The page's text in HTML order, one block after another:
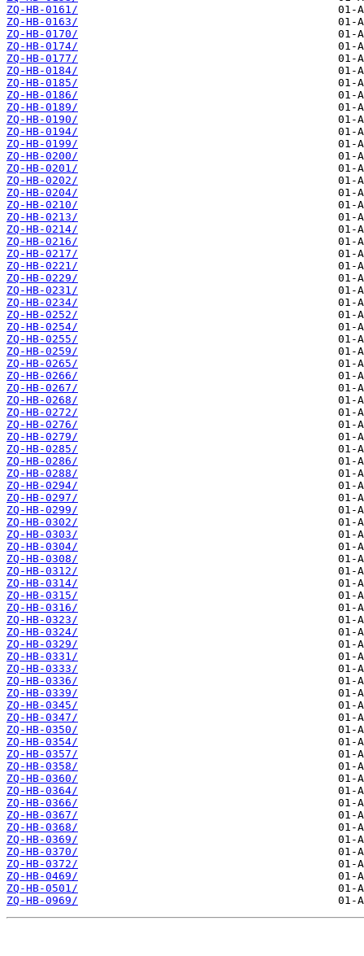
ZQ-HB-0161/
ZQ-HB-0163/
ZQ-HB-0170/
ZQ-HB-0174/
ZQ-HB-0177/
ZQ-HB-0184/
ZQ-HB-0185/
ZQ-HB-0186/
ZQ-HB-0189/
ZQ-HB-0190/
ZQ-HB-0194/
ZQ-HB-0199/
ZQ-HB-0200/
ZQ-HB-0201/
ZQ-HB-0202/
ZQ-HB-0204/
ZQ-HB-0210/
ZQ-HB-0213/
ZQ-HB-0214/
ZQ-HB-0216/
ZQ-HB-0217/
ZQ-HB-0221/
ZQ-HB-0229/
ZQ-HB-0231/
ZQ-HB-0234/
ZQ-HB-0252/
ZQ-HB-0254/
ZQ-HB-0255/
ZQ-HB-0259/
ZQ-HB-0265/
ZQ-HB-0266/
ZQ-HB-0267/
ZQ-HB-0268/
ZQ-HB-0272/
ZQ-HB-0276/
ZQ-HB-0279/
ZQ-HB-0285/
ZQ-HB-0286/
ZQ-HB-0288/
ZQ-HB-0294/
ZQ-HB-0297/
ZQ-HB-0299/
ZQ-HB-0302/
ZQ-HB-0303/
ZQ-HB-0304/
ZQ-HB-0308/
ZQ-HB-0312/
ZQ-HB-0314/
ZQ-HB-0315/
ZQ-HB-0316/
ZQ-HB-0323/
ZQ-HB-0324/
ZQ-HB-0329/
ZQ-HB-0331/
ZQ-HB-0333/
ZQ-HB-0336/
ZQ-HB-0339/
ZQ-HB-0345/
ZQ-HB-0347/
ZQ-HB-0350/
ZQ-HB-0354/
ZQ-HB-0357/
ZQ-HB-0358/
ZQ-HB-0360/
ZQ-HB-0364/
ZQ-HB-0366/
ZQ-HB-0367/
ZQ-HB-0368/
ZQ-HB-0369/
ZQ-HB-0370/
ZQ-HB-0372/
ZQ-HB-0469/
ZQ-HB-0501/
ZQ-HB-0969/